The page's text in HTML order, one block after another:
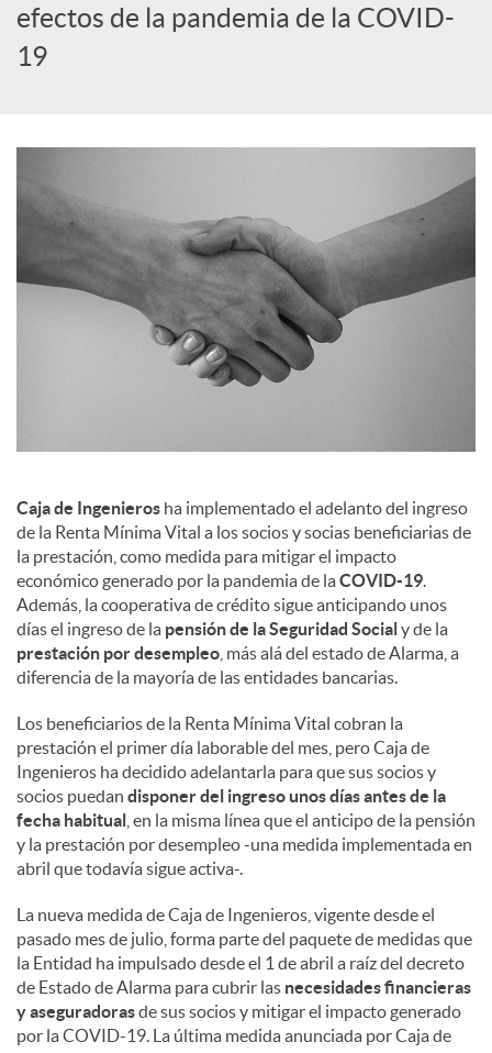
c
l
efectos de la pandemia de la COVID-
19
Caja de Ingenieros ha implementado el adelanto del ingreso
de la Renta Mínima Vital a los socios y socias beneficiarias de
la prestación, como medida para mitigar el impacto
económico generado por la pandemia de laCOVID-19.
Además, la cooperativa de crédito sigue anticipando unos
días el ingreso de la pensión de la Seguridad Social y de la
prestación por desempleo , más alá del estado de Alarma, a
diferencia de la mayoría de las entidades bancarias.
Los beneficiarios de la Renta Mínima Vital cobran la
prestación el primer día laborable del mes, pero Caja de
Ingenieros ha decidido adelantarla para que sus socios y
socios puedan disponer del ingreso unos días antes de la
fecha habitual , en la misma línea que el anticipo de la pensión
y la prestación por desempleo -una medida implementada en
abril que todavía sigue activa-.
La nueva medida de Caja de Ingenieros, vigente desde el
pasado mes de julio, forma parte del paquete de medidas que
la Entidad ha impulsado desde el 1 de abril a raíz del decreto
de Estado de Alarma para cubrir las necesidades financieras
y aseguradorasde sus socios y mitigar el impacto generado
por la COVID-19. La última medida anunciada por Caja de